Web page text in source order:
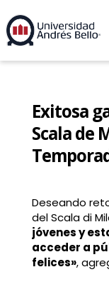
Exitosa
Scala de
Deseando
del Scala di
jóvenes y
acceder a
felices»,